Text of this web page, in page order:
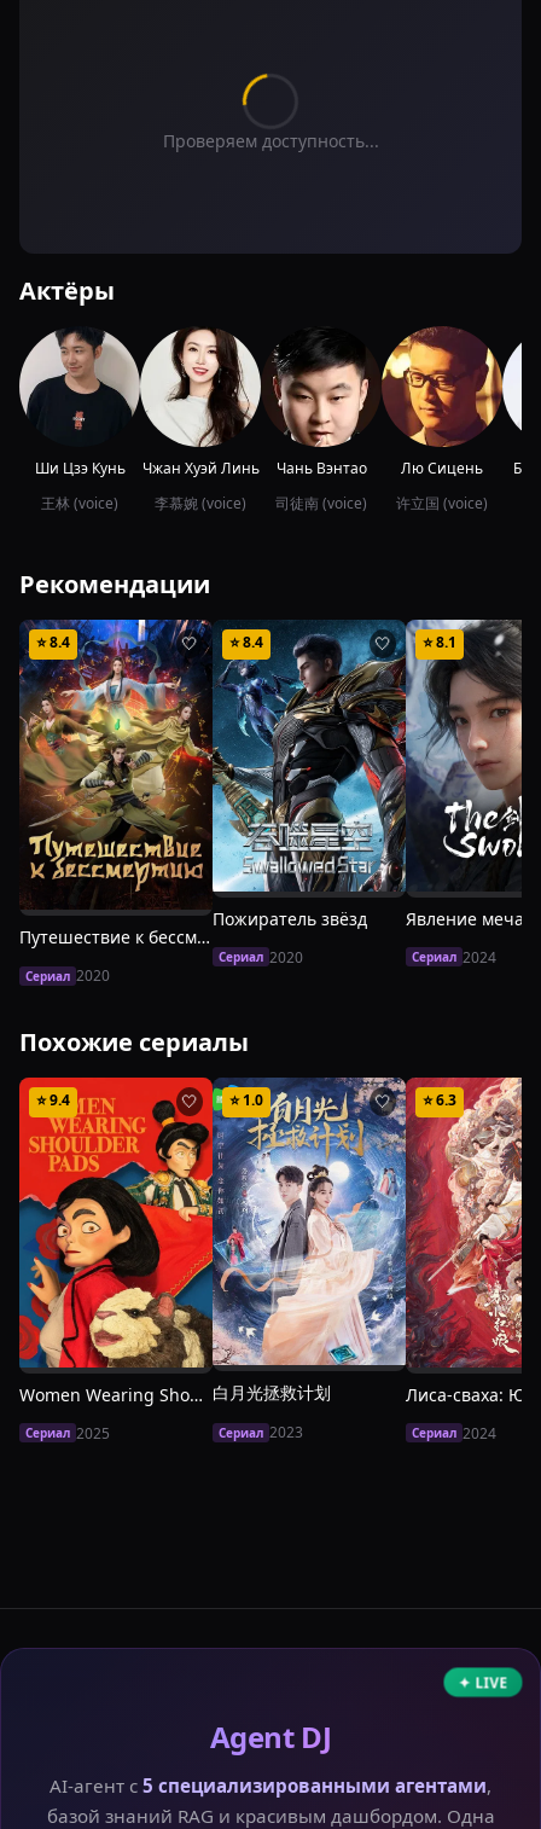
Проверяем доступность...
Актёры
Ши Цзэ Кунь
王林 (voice)
Чжан Хуэй Линь
李慕婉 (voice)
Чань Вэнтао
司徒南 (voice)
Лю Сицень
许立国 (voice)
Рекомендации
⭐8.4 🤍
Путешествие к бессмертию
Сериал 2020
⭐8.4 🤍
Пожиратель звёзд
Сериал 2020
⭐8.1
Явление меча
Сериал 2024
Похожие сериалы
⭐9.4 🤍
Women Wearing Shoulder Pads
Сериал 2025
⭐1.0 🤍
白月光拯救计划
Сериал 2023
⭐6.3
Лиса-сваха: Юэ
Сериал 2024
✦ LIVE
Agent DJ
AI-агент с 5 специализированными агентами,
базой знаний RAG и красивым дашбордом. Одна